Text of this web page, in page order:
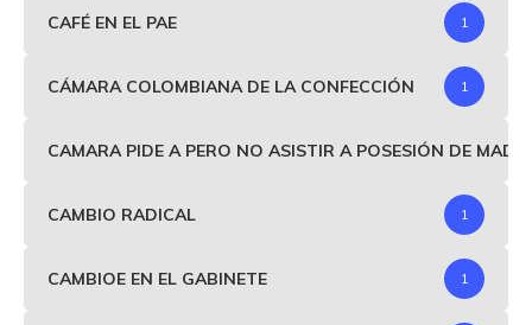
CAFÉ EN EL PAE 1
CÁMARA COLOMBIANA DE LA CONFECCIÓN 1
CAMARA PIDE A PERO NO ASISTIR A POSESIÓN DE
CAMBIO RADICAL 1
CAMBIOE EN EL GABINETE 1